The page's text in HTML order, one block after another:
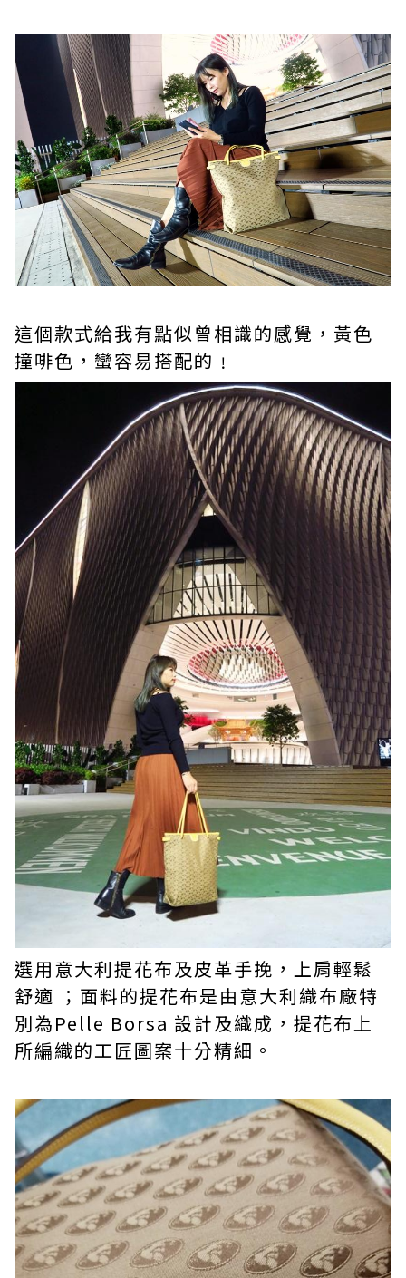
這個款式給我有點似曾相識的感覺，黃色
撞啡色，蠻容易搭配的﹗
選用意大利提花布及皮革手挽，上肩輕鬆
舒適 ；面料的提花布是由意大利織布廠特
別為Pelle Borsa 設計及織成，提花布上
所編織的工匠圖案十分精細。